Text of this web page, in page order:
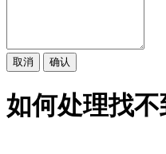
取消 确认
如何处理找